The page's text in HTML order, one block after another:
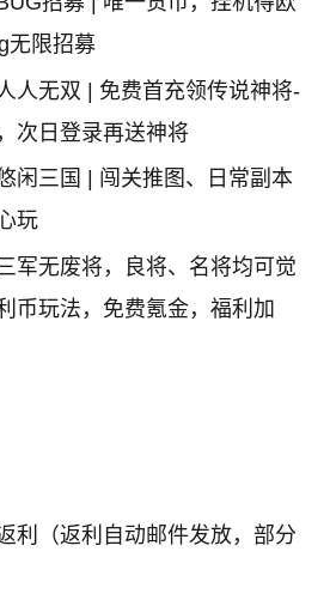
无限招募
人无双 | 免费首充领传说神将-
次日登录再送神将
闲三国 | 闯关推图、日常副本
玩
军无废将，良将、名将均可觉
币玩法，免费氪金，福利加
利（返利自动邮件发放，部分